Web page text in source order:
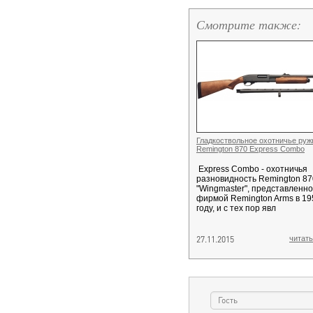
Смотрите также:
Гладкоствольное охотничье
Remington 870 Express Combo
Express Combo - охотничья
разновидность Remington
"Wingmaster",
фирмой Remington Arms в
году, и с тех пор явл
27.11.2015